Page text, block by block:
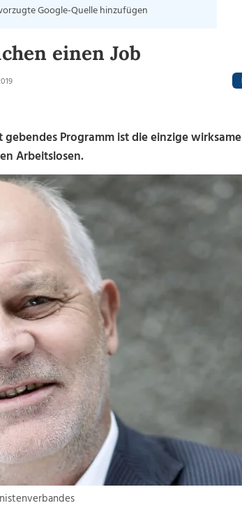
Google-Quelle hinzufügen
einen Job
Programm ist die einzige wirksame
Arbeitslosen.